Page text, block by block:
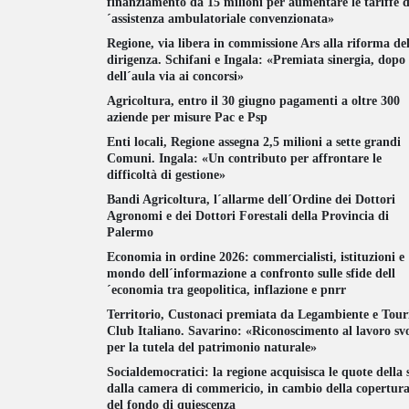
´assistenza ambulatoriale convenzionata»
Regione, via libera in commissione Ars alla riforma
dirigenza. Schifani e Ingala: «Premiata sinergia, dopo
dell´aula via ai concorsi»
Agricoltura, entro il 30 giugno pagamenti a oltre 300
aziende per misure Pac e Psp
Enti locali, Regione assegna 2,5 milioni a sette grandi
Comuni. Ingala: «Un contributo per affrontare le
difficoltà di gestione»
Bandi Agricoltura, l´allarme dell´Ordine dei Dottori
Agronomi e dei Dottori Forestali della Provincia di
Palermo
Economia in ordine 2026: commercialisti, istituzioni e
mondo dell´informazione a confronto sulle sfide dell
´economia tra geopolitica, inflazione e pnrr
Territorio, Custonaci premiata da Legambiente e
Club Italiano. Savarino: «Riconoscimento al lavoro
per la tutela del patrimonio naturale»
Socialdemocratici: la regione acquisisca le quote della
dalla camera di commericio, in cambio della copertura
del fondo di quiescenza